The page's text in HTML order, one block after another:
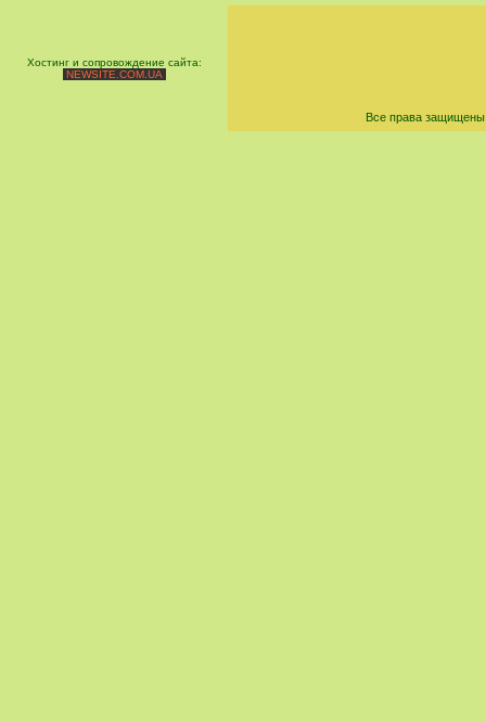
Хостинг и сопровождение сайта:
NEWSITE.COM.UA
Все права